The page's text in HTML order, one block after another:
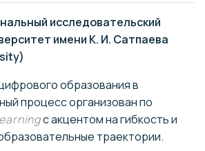
(КИУ)
Право + 12 программ
имени С.
Банковское дело
Реклама
IT
исследовательский
имени К. И. Сатпаева
образования в
процесс организован по
с акцентом на гибкость и
траектории.